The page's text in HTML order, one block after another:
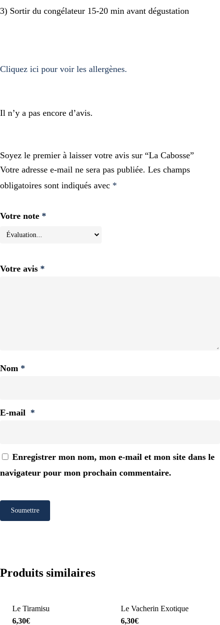
3) Sortir du congélateur 15-20 min avant dégustation
Cliquez ici pour voir les allergènes.
Il n’y a pas encore d’avis.
Soyez le premier à laisser votre avis sur “La Cabosse”
Votre adresse e-mail ne sera pas publiée. Les champs
obligatoires sont indiqués avec *
Votre note *
Votre avis *
Nom *
E-mail *
Enregistrer mon nom, mon e-mail et mon site dans le
navigateur pour mon prochain commentaire.
Produits similaires
Le Tiramisu
6,30€
Le Vacherin Exotique
6,30€